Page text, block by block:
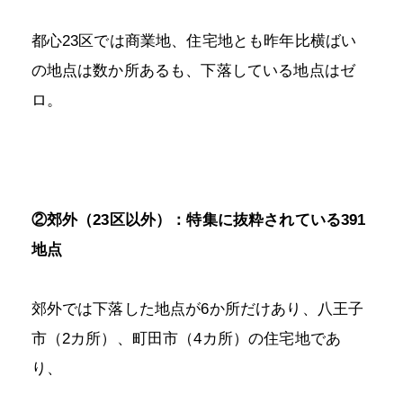
都心23区では商業地、住宅地とも昨年比横ばい
の地点は数か所あるも、下落している地点はゼ
ロ。
②郊外（23区以外）：特集に抜粋されている391
地点
郊外では下落した地点が6か所だけあり、八王子
市（2カ所）、町田市（4カ所）の住宅地であ
り、